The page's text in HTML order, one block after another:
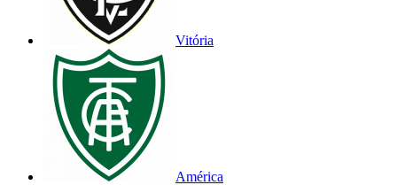
Vitória
América